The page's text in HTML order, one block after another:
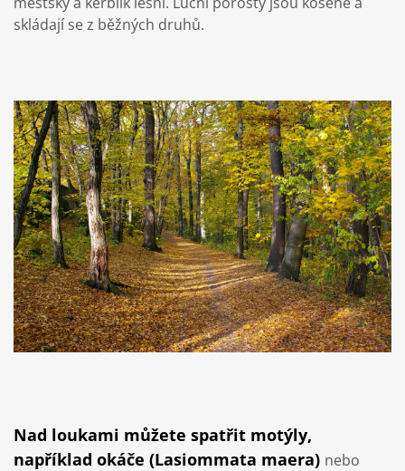
skládají se z běžných druhů.
Nad loukami můžete spatřit motýly,
například okáče (Lasiommata maera) nebo